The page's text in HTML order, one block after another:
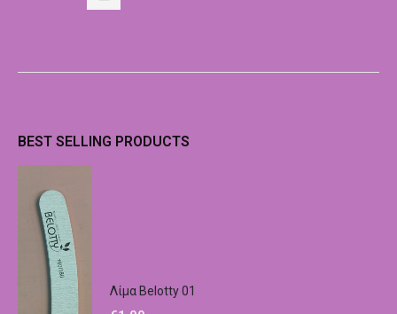
BEST SELLING PRODUCTS
Λίμα Belotty 01